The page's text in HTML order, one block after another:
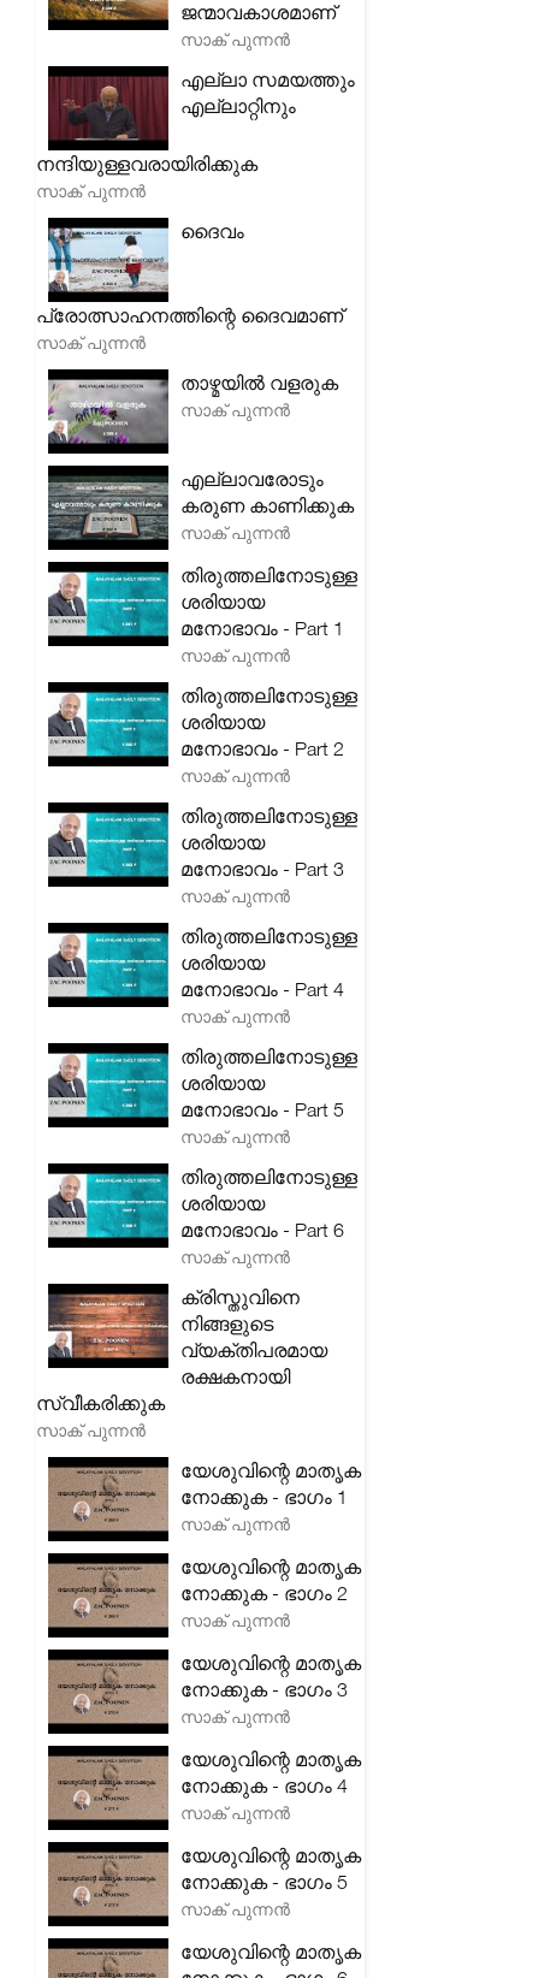
ജന്മാവകാശമാണ്
സാക് പുന്നൻ
എല്ലാ സമയത്തും
എല്ലാറ്റിനും
നന്ദിയുള്ളവരായിരിക്കുക
സാക് പുന്നൻ
ദൈവം
പ്രോത്സാഹനത്തിന്റെ ദൈവമാണ്
സാക് പുന്നൻ
താഴ്മയിൽ വളരുക
സാക് പുന്നൻ
എല്ലാവരോടും
കരുണ കാണിക്കുക
സാക് പുന്നൻ
തിരുത്തലിനോടുള്ള
ശരിയായ
മനോഭാവം - Part 1
സാക് പുന്നൻ
തിരുത്തലിനോടുള്ള
ശരിയായ
മനോഭാവം - Part 2
സാക് പുന്നൻ
തിരുത്തലിനോടുള്ള
ശരിയായ
മനോഭാവം - Part 3
സാക് പുന്നൻ
തിരുത്തലിനോടുള്ള
ശരിയായ
മനോഭാവം - Part 4
സാക് പുന്നൻ
തിരുത്തലിനോടുള്ള
ശരിയായ
മനോഭാവം - Part 5
സാക് പുന്നൻ
തിരുത്തലിനോടുള്ള
ശരിയായ
മനോഭാവം - Part 6
സാക് പുന്നൻ
ക്രിസ്തുവിനെ
നിങ്ങളുടെ
വ്യക്തിപരമായ
രക്ഷകനായി
സ്വീകരിക്കുക
സാക് പുന്നൻ
യേശുവിന്റെ മാതൃക
നോക്കുക - ഭാഗം 1
സാക് പുന്നൻ
യേശുവിന്റെ മാതൃക
നോക്കുക - ഭാഗം 2
സാക് പുന്നൻ
യേശുവിന്റെ മാതൃക
നോക്കുക - ഭാഗം 3
സാക് പുന്നൻ
യേശുവിന്റെ മാതൃക
നോക്കുക - ഭാഗം 4
സാക് പുന്നൻ
യേശുവിന്റെ മാതൃക
നോക്കുക - ഭാഗം 5
സാക് പുന്നൻ
യേശുവിന്റെ മാതൃക